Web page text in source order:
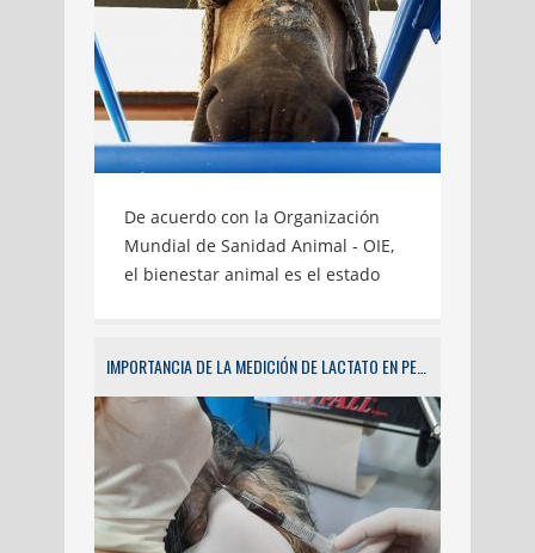
De acuerdo con la Organización
Mundial de Sanidad Animal - OIE,
el bienestar animal es el estado
que vive y muere. Las actividades
destinados para el consumo
humano, tales como el embarque,
el transporte, el desembarque y el
tiempo de permanencia en la
planta de beneficio generan,